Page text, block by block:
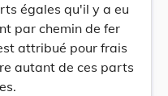
égales qu'il y a eu
par chemin de fer
attribué pour frais
autant de ces parts